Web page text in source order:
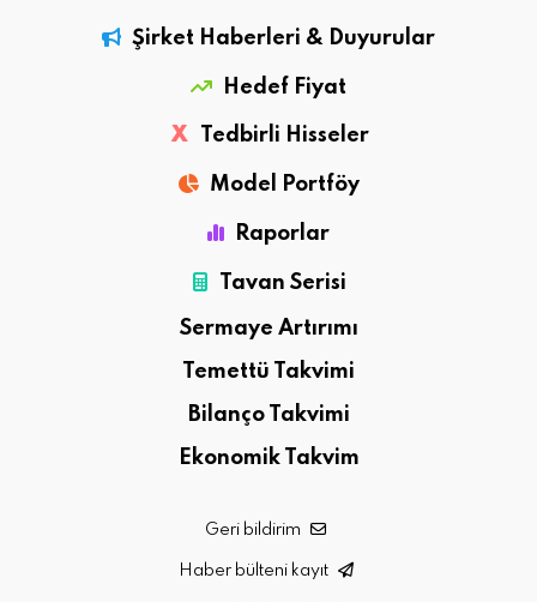
Şirket Haberleri & Duyurular
Hedef Fiyat
X Tedbirli Hisseler
Model Portföy
Raporlar
Tavan Serisi
Sermaye Artırımı
Temettü Takvimi
Bilanço Takvimi
Ekonomik Takvim
Geri bildirim
Haber bülteni kayıt